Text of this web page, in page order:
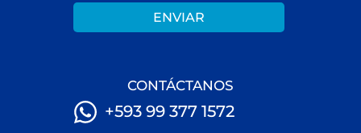
ENVIAR
CONTÁCTANOS
+593 99 377 1572